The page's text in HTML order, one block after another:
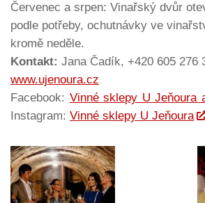
Červenec a srpen: Vinařský dvůr
podle potřeby, ochutnávky ve
kromě neděle.
Kontakt: Jana Čadík, +420 605 276
www.ujenoura.cz
Facebook: Vinné sklepy U Jeňoura
Instagram: Vinné sklepy U Jeňoura